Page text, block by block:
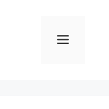
Menu